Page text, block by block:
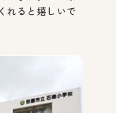
れると嬉しいで